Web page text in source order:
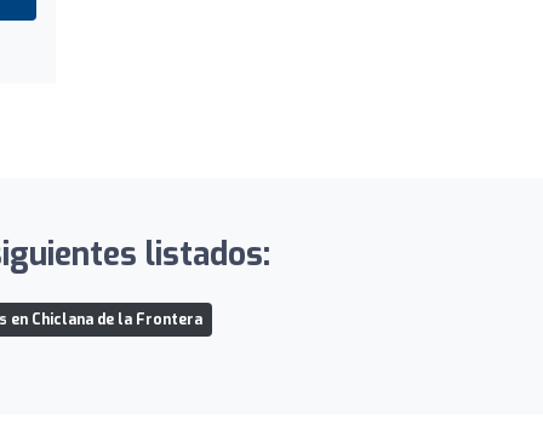
listados:
en Chiclana de la Frontera